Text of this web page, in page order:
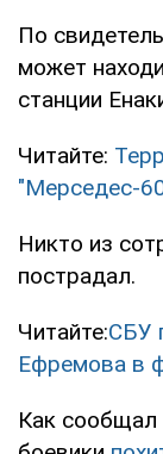
По
может
станции
Читайте:
"Мерседес-
Никто из
пострадал.
Читайте:СБУ
Ефремова в
Как сообщал